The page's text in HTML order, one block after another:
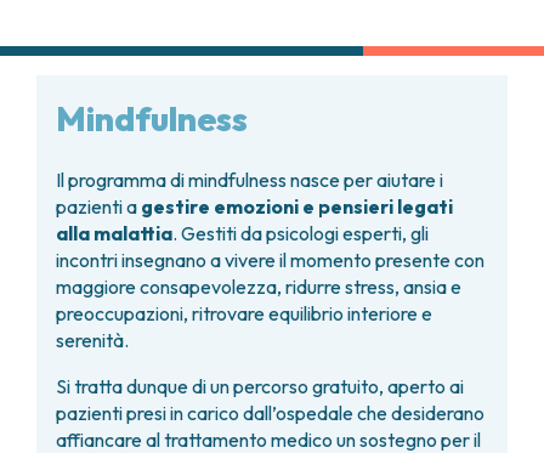
Mindfulness
Il programma di mindfulness nasce per aiutare i
pazienti a gestire emozioni e pensieri legati
alla malattia. Gestiti da psicologi esperti, gli
incontri insegnano a vivere il momento presente con
maggiore consapevolezza, ridurre stress, ansia e
preoccupazioni, ritrovare equilibrio interiore e
serenità.
Si tratta dunque di un percorso gratuito, aperto ai
pazienti presi in carico dall’ospedale che desiderano
affiancare al trattamento medico un sostegno per il